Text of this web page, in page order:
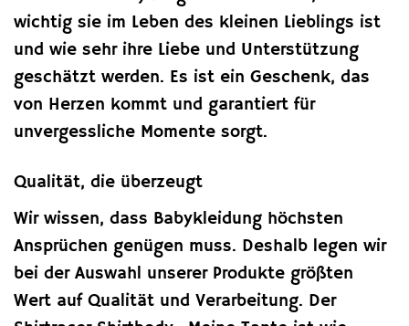
wichtig sie im Leben des kleinen Lieblings ist
und wie sehr ihre Liebe und Unterstützung
geschätzt werden. Es ist ein Geschenk, das
von Herzen kommt und garantiert für
unvergessliche Momente sorgt.
Qualität, die überzeugt
Wir wissen, dass Babykleidung höchsten
Ansprüchen genügen muss. Deshalb legen wir
bei der Auswahl unserer Produkte größten
Wert auf Qualität und Verarbeitung. Der